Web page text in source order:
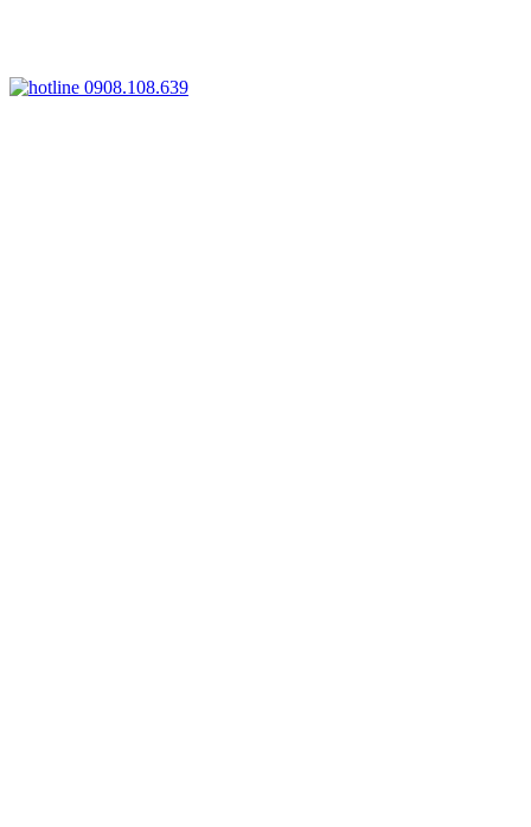
0908.108.639